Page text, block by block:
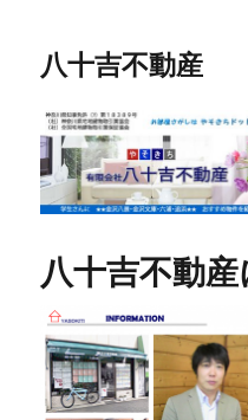
八十吉不動産
八十吉不動